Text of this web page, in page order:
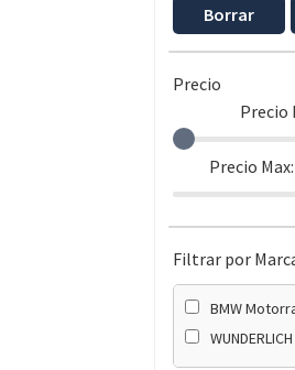
Borrar
Precio
Precio
Precio Max:
Filtrar por
BMW
WUNDERLICH